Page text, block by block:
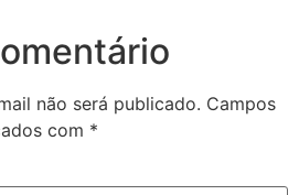
não será publicado. Campos
com *